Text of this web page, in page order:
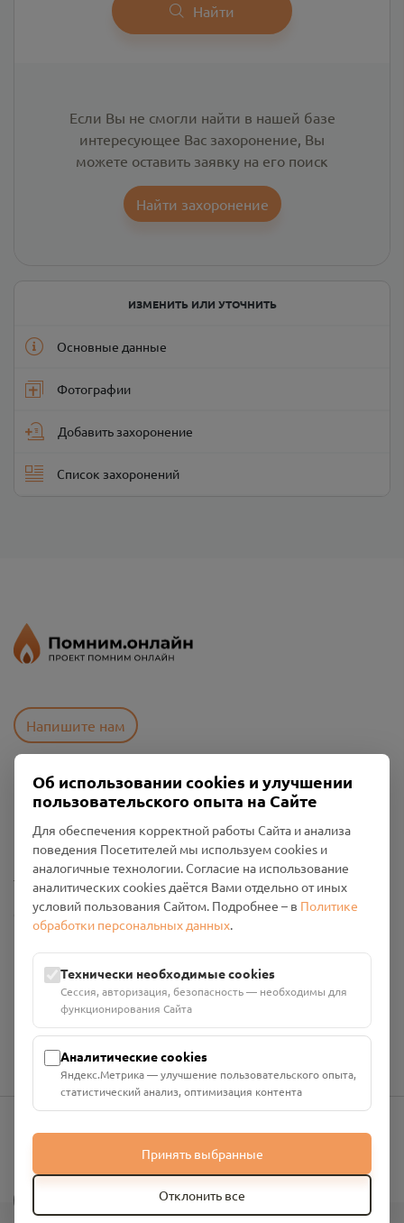
Найти
Если Вы не смогли найти в нашей базе
интересующее Вас захоронение, Вы
можете оставить заявку на его поиск
Найти захоронение
ИЗМЕНИТЬ ИЛИ УТОЧНИТЬ
Основные данные
Фотографии
Добавить захоронение
Список захоронений
Напишите нам
Пользовательское соглашение
Промо-материалы
Настройки cookies
Общество с ограниченной ответственностью «Смоленский
Проект Помним»
ИНН: 6700029207 ОГРН: 1256700001986
Юридический адрес: 216790, Смоленская область, р-н
Руднянский, г. Рудня, улица Западная, д. 26А, пом. 18
Номер счёта: 40702810901130004287 в АО "АЛЬФА-БАНК"
Кор. счёт: 30101810200000000593
info@pomnim.online
Об использовании cookies и улучшении
пользовательского опыта на Сайте
Для обеспечения корректной работы Сайта и анализа
поведения Посетителей мы используем cookies и
аналогичные технологии. Согласие на использование
аналитических cookies даётся Вами отдельно от иных
условий пользования Сайтом. Подробнее – в Политике
обработки персональных данных.
Технически необходимые cookies
Сессия, авторизация, безопасность — необходимы для
функционирования Сайта
Аналитические cookies
Яндекс.Метрика — улучшение пользовательского опыта,
статистический анализ, оптимизация контента
Принять выбранные
Отклонить все